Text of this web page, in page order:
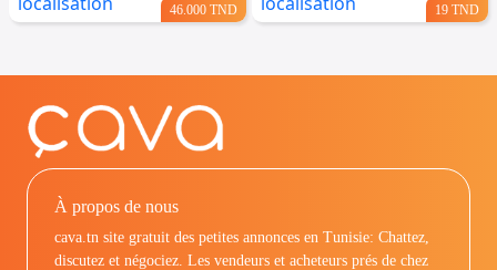
46.000 TND 19 TND
À propos de nous
cava.tn site gratuit des petites annonces en Tunisie: Chattez,
discutez et négociez. Les vendeurs et acheteurs prés de chez